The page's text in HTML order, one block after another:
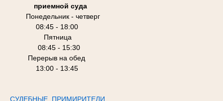
приемной суда
Понедельник - четверг
08:45 - 18:00
Пятница
08:45 - 15:30
Перерыв на обед
13:00 - 13:45
СУДЕБНЫЕ ПРИМИРИТЕЛИ